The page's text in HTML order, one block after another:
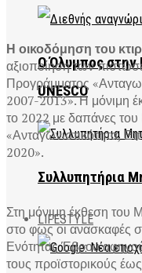
Ο Όλυμπος στην
UNESCO
Συλλυπητήρια
LIFESTYLE
Η οικοδόμηση του
αξιοποίηση των
Προγράμματος
2007-2013». Η μόνιμη
το 2022 με δαπάνες
«Ανταγωνιστικότητα,
2020».
Στη μόνιμη έκθεση του
στο φως οι ανασκαφές
Ενότητας Έβρου
τους προϊστορικούς